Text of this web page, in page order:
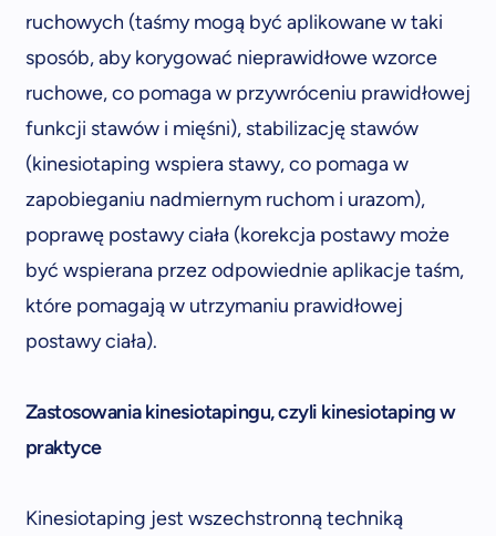
ruchowych (taśmy mogą być aplikowane w taki
sposób, aby korygować nieprawidłowe wzorce
ruchowe, co pomaga w przywróceniu prawidłowej
funkcji stawów i mięśni), stabilizację stawów
(kinesiotaping wspiera stawy, co pomaga w
zapobieganiu nadmiernym ruchom i urazom),
poprawę postawy ciała (korekcja postawy może
być wspierana przez odpowiednie aplikacje taśm,
które pomagają w utrzymaniu prawidłowej
postawy ciała).
Zastosowania kinesiotapingu, czyli kinesiotaping w
praktyce
Kinesiotaping jest wszechstronną techniką